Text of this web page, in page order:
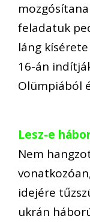
feladatuk
láng
16-án
Olümpiából
Lesz-e
Nem
idejére
ukrán